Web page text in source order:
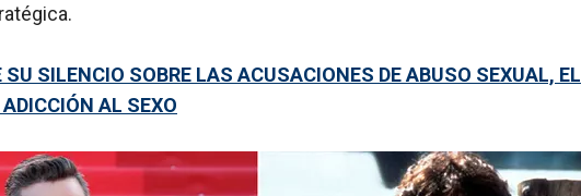
SILENCIO SOBRE LAS ACUSACIONES DE ABUSO SEXUAL, EL
AL SEXO